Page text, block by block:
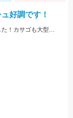
好調です！
アカハタは大分シャローで当たるようになってきました！カサゴも大型多いです！